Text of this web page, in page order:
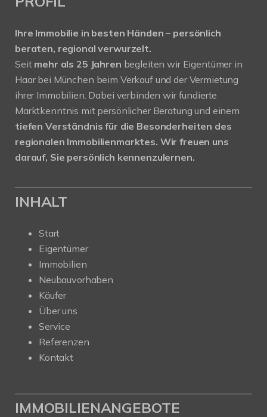
Ihre Immobilie in besten Händen – persönlich
beraten, regional verwurzelt.
Seit mehr als 25 Jahren begleiten wir Eigentümer in
Haar bei München beim Verkauf und der Vermietung
ihrer Immobilien. Dabei verbinden wir fundierte
Marktkenntnis mit persönlicher Beratung und einem
tiefen Verständnis für die Besonderheiten des
regionalen Immobilienmarktes. Wir freuen uns
darauf, Sie persönlich kennenzulernen.
INHALT
Start
Eigentümer
Immobilien
Neubauvorhaben
Käufer
Über uns
Service
Referenzen
Kontakt
IMMOBILIENANGEBOTE